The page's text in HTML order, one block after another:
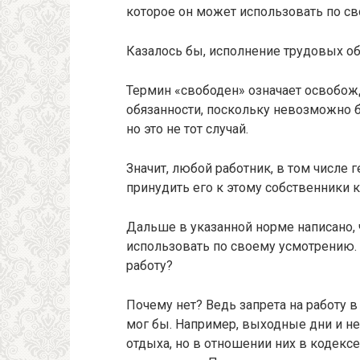
которое он может использовать по
Казалось бы, исполнение трудовых
Термин «свободен» означает
обязанности, поскольку
но это не тот случай.
Значит, любой работник, в том числе
принудить его к этому собственники
Дальше в указанной норме
использовать по своему
работу?
Почему нет? Ведь запрета на работу
мог бы. Например, выходные дни и
отдыха, но в отношении них в